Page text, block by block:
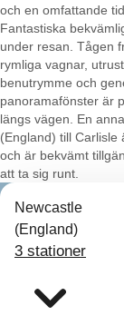
och en omfattande
Fantastiska
under resan. Tågen
rymliga vagnar,
benutrymme och
panoramafönster är
längs vägen. En
(England) till
och är bekvämt
att ta sig runt.
Newcastle
(England)
3 stationer